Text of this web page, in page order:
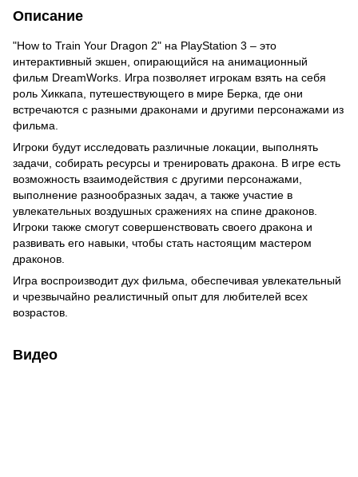
Описание
"How to Train Your Dragon 2" на PlayStation 3 – это
интерактивный экшен, опирающийся на анимационный
фильм DreamWorks. Игра позволяет игрокам взять на себя
роль Хиккапа, путешествующего в мире Берка, где они
встречаются с разными драконами и другими персонажами из
фильма.
Игроки будут исследовать различные локации, выполнять
задачи, собирать ресурсы и тренировать дракона. В игре есть
возможность взаимодействия с другими персонажами,
выполнение разнообразных задач, а также участие в
увлекательных воздушных сражениях на спине драконов.
Игроки также смогут совершенствовать своего дракона и
развивать его навыки, чтобы стать настоящим мастером
драконов.
Игра воспроизводит дух фильма, обеспечивая увлекательный
и чрезвычайно реалистичный опыт для любителей всех
возрастов.
Видео